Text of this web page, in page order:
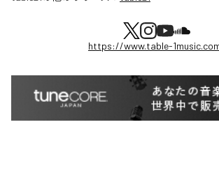
https://www.table-